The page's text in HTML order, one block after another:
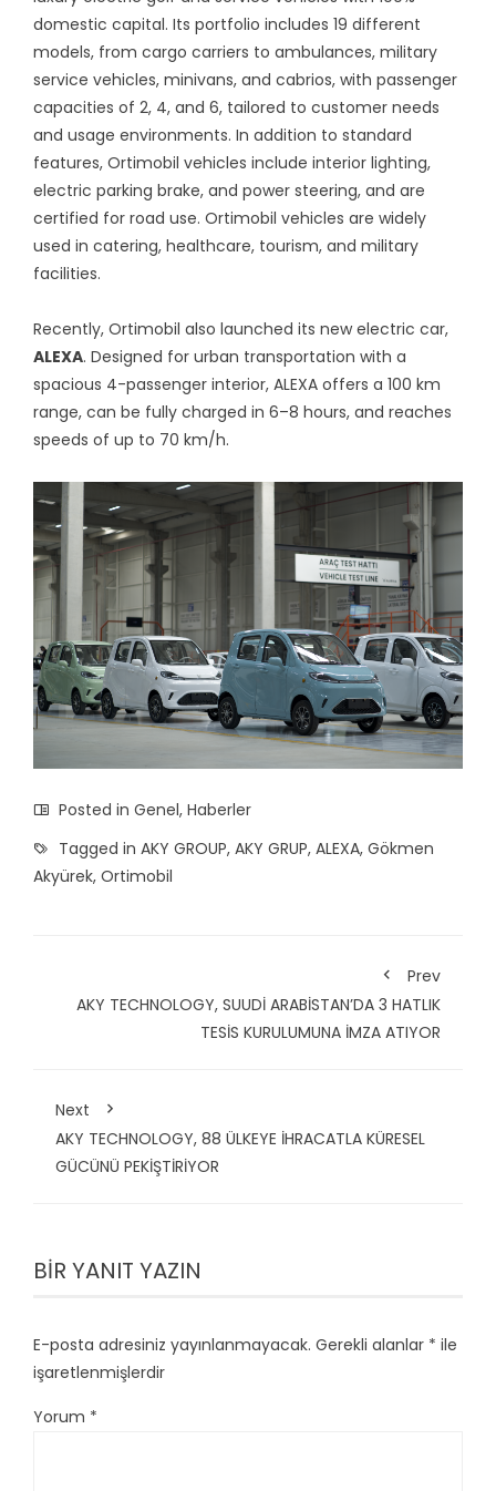
domestic capital. Its portfolio includes 19 different
models, from cargo carriers to ambulances, military
service vehicles, minivans, and cabrios, with passenger
capacities of 2, 4, and 6, tailored to customer needs
and usage environments. In addition to standard
features, Ortimobil vehicles include interior lighting,
electric parking brake, and power steering, and are
certified for road use. Ortimobil vehicles are widely
used in catering, healthcare, tourism, and military
facilities.
Recently, Ortimobil also launched its new electric car,
ALEXA. Designed for urban transportation with a
spacious 4-passenger interior, ALEXA offers a 100 km
range, can be fully charged in 6–8 hours, and reaches
speeds of up to 70 km/h.
Posted in Genel, Haberler
Tagged in AKY GROUP, AKY GRUP, ALEXA, Gökmen
Akyürek, Ortimobil
Prev
AKY TECHNOLOGY, SUUDİ ARABİSTAN’DA 3 HATLIK
TESİS KURULUMUNA İMZA ATIYOR
Next
AKY TECHNOLOGY, 88 ÜLKEYE İHRACATLA KÜRESEL
GÜCÜNÜ PEKİŞTİRİYOR
BIR YANIT YAZIN
E-posta adresiniz yayınlanmayacak. Gerekli alanlar * ile
işaretlenmişlerdir
Yorum *